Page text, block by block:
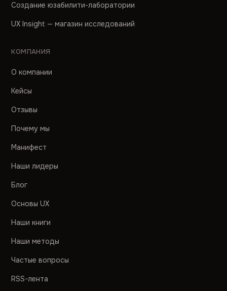
Создание юзабилити-лаборатории
UX Insight — магазин исследований
КОМПАНИЯ
О компании
Кейсы
Отзывы
Почему мы
Манифест
Наши лидеры
Блог
Основы UX
Наши книги
Наши методы
Частые вопросы
RSS-лента